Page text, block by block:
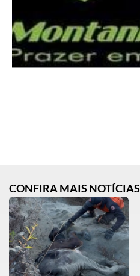
CONFIRA MAIS NOTÍCIAS